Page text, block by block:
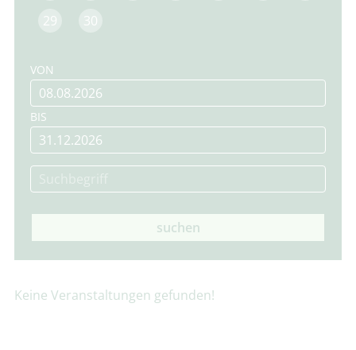
29
30
VON
BIS
suchen
Keine Veranstaltungen gefunden!